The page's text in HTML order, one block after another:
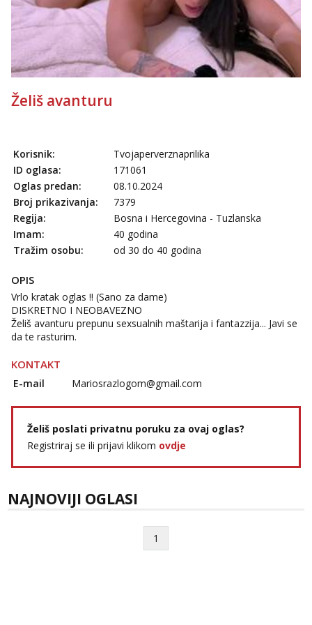
Želiš avanturu
Korisnik:
Tvojaperverznaprilika
ID oglasa:
171061
Oglas predan:
08.10.2024
Broj prikazivanja:
7379
Regija:
Bosna i Hercegovina - Tuzlanska
Imam:
40 godina
Tražim osobu:
od 30 do 40 godina
OPIS
Vrlo kratak oglas !! (Sano za dame)
DISKRETNO I NEOBAVEZNO
Želiš avanturu prepunu sexsualnih maštarija i fantazzija... Javi se
da te rasturim.
KONTAKT
E-mail Mariosrazlogom@gmail.com
Želiš poslati privatnu poruku za ovaj oglas?
Registriraj se ili prijavi klikom ovdje
NAJNOVIJI OGLASI
1